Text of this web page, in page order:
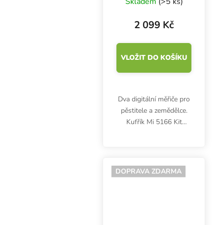
metr pH51
2 099 Kč
VLOŽIT DO KOŠÍKU
Dva digitální měřiče pro
pěstitele a zemědělce.
Kufřík Mi 5166 Kit
voděodolnými testery
Milwaukee budete mít
DOPRAVA ZDARMA